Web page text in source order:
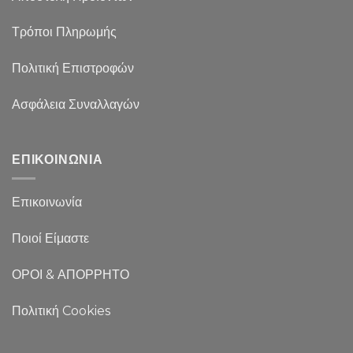
Τρόποι Πληρωμής
Πολιτική Επιστροφών
Ασφάλεια Συναλλαγών
ΕΠΙΚΟΙΝΩΝΙΑ
Επικοινωνία
Ποιοί Είμαστε
ΟΡΟΙ & ΑΠΟΡΡΗΤΟ
Πολιτική Cookies